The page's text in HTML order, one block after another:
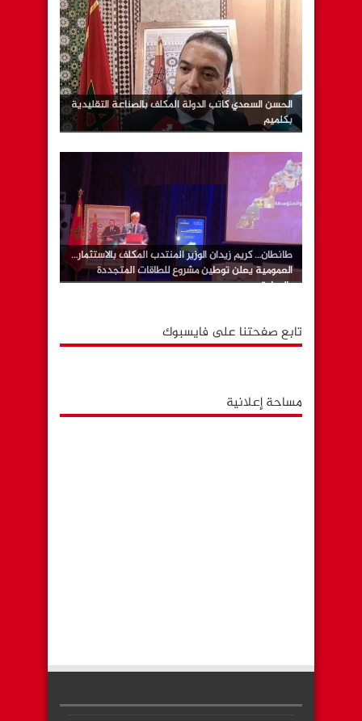
الحسن السعدي كاتب الدولة المكلف بالصناعة التقليدية
بكلميم
طانطان… كريم زيدان الوزير المنتدب المكلف بالاستثمار…
العمومية يعلن توطين مشروع للطاقات المتجددة
بالوطية
تابع صفحتنا على فايسبوك
مساحة إعلانية